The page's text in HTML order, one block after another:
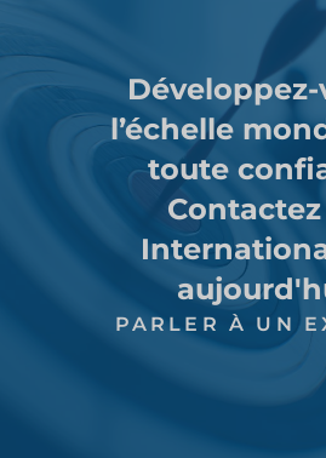
Développez-
l’échelle
toute
Contactez
PARLER À UN